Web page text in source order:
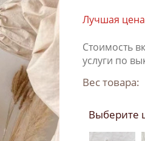
Лучшая
Стоимость
услуги по
Вес товара:
Выберите